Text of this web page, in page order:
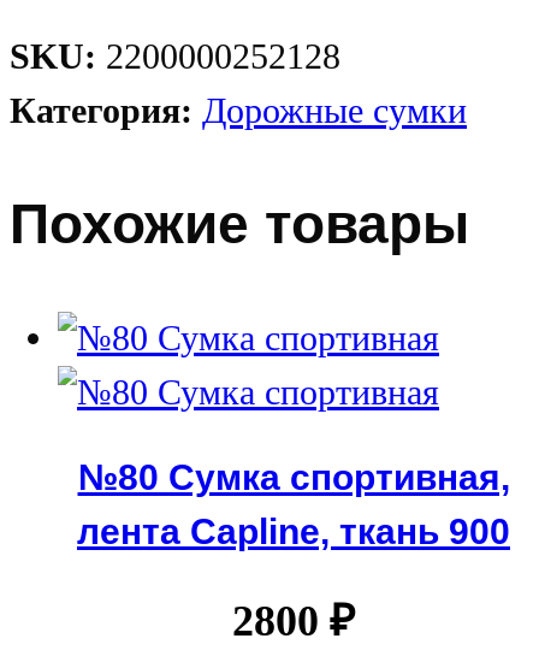
SKU: 2200000252128
Категория: Дорожные сумки
Похожие товары
№80 Сумка спортивная,
лента Capline, ткань 900
2800 ₽